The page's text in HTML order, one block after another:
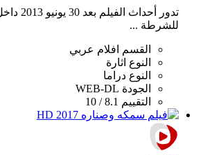
تدور
للشرطة ...
القسم
افلام عربي
النوع اثارة
النوع دراما
الجودة WEB-DL
التقييم 8.1 / 10